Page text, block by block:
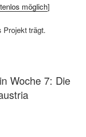
möglich]
Projekt trägt.
Woche 7: Die